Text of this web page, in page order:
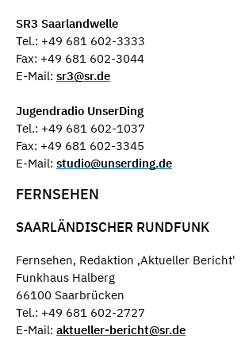
SR3 Saarlandwelle
Tel.: +49 681 602-3333
Fax: +49 681 602-3044
E-Mail: sr3@sr.de
Jugendradio UnserDing
Tel.: +49 681 602-1037
Fax: +49 681 602-3345
E-Mail: studio@unserding.de
FERNSEHEN
SAARLÄNDISCHER RUNDFUNK
Fernsehen, Redaktion ‚Aktueller Bericht'
Funkhaus Halberg
66100 Saarbrücken
Tel.: +49 681 602-2727
E-Mail: aktueller-bericht@sr.de